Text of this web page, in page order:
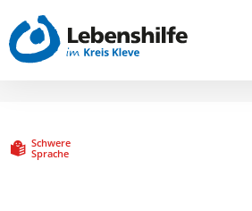
Hauptnavigation
Schwere
Sprache